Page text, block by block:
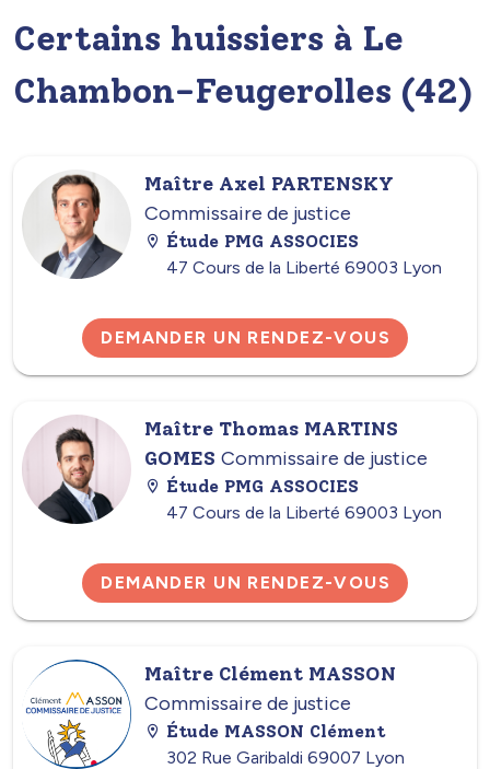
Certains huissiers à Le
Chambon-Feugerolles (42)
Maître Axel PARTENSKY
Commissaire de justice
Étude PMG ASSOCIES
47 Cours de la Liberté 69003 Lyon
DEMANDER UN RENDEZ-VOUS
Maître Thomas MARTINS
GOMES Commissaire de justice
Étude PMG ASSOCIES
47 Cours de la Liberté 69003 Lyon
DEMANDER UN RENDEZ-VOUS
Maître Clément MASSON
Commissaire de justice
Étude MASSON Clément
302 Rue Garibaldi 69007 Lyon